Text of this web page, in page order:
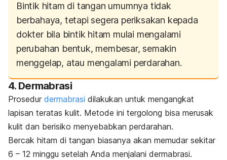
Bintik hitam di tangan umumnya tidak
berbahaya, tetapi segera periksakan kepada
dokter bila bintik hitam mulai mengalami
perubahan bentuk, membesar, semakin
menggelap, atau mengalami perdarahan.
4. Dermabrasi
Prosedur dermabrasi dilakukan untuk mengangkat
lapisan teratas kulit. Metode ini tergolong bisa merusak
kulit dan berisiko menyebabkan perdarahan.
Bercak hitam di tangan biasanya akan memudar sekitar
6 – 12 minggu setelah Anda menjalani dermabrasi.